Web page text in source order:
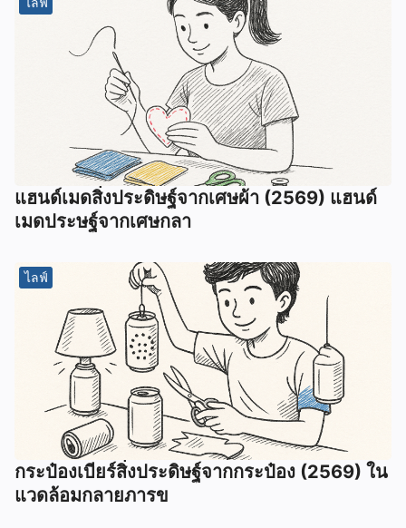
แฮนด์เมดสิ่งประดิษฐ์จากเศษผ้า (2569) แฮนด์
เมดประษฐ์จากเศษกลา
ไลฟ์
กระป๋องเบียร์สิ่งประดิษฐ์จากกระป๋อง (2569) ใน
แวดล้อมกลายภารข